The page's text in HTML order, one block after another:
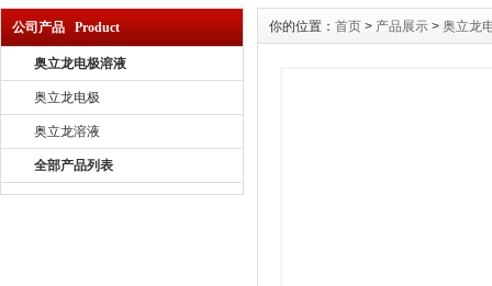
公司产品 Product
奥立龙电极溶液
奥立龙电极
奥立龙溶液
全部产品列表
你的位置： 首页 > 产品展示 > 奥立龙